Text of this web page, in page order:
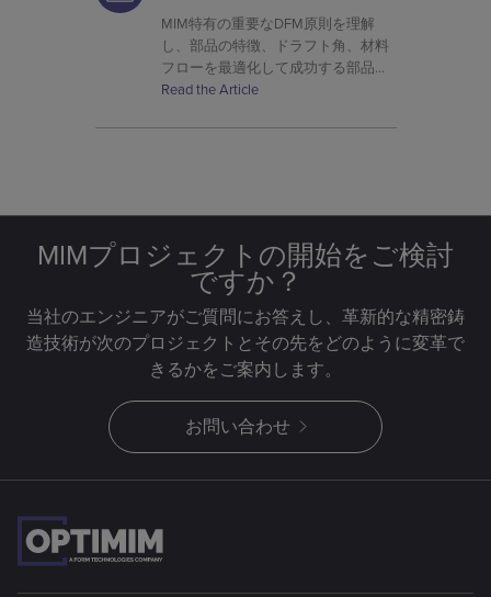
MIM特有の重要なDFM原則を理解
し、部品の特徴、ドラフト角、材料
フローを最適化して成功する部品製
造を支援します。
Read the Article
MIMプロジェクトの開始をご検討
ですか？
当社のエンジニアがご質問にお答えし、革新的な精密鋳
造技術が次のプロジェクトとその先をどのように変革で
きるかをご案内します。
お問い合わせ